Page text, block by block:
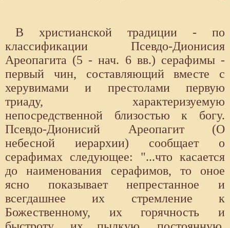
В христианской традиции - по
классификации Псевдо-Дионисия
Ареопагита (5 - нач. 6 вв.) серафимы -
первый чин, составляющий вместе с
херувимами и престолами первую
триаду, характеризуемую
непосредственной близостью к богу.
Псевдо-Дионисий Ареопагит (О
небесной иерархии) сообщает о
серафимах следующее: "...что касается
до наименования серафимов, то оное
ясно показывает непрестанное и
всегдашнее их стремление к
Божественному, их горячность и